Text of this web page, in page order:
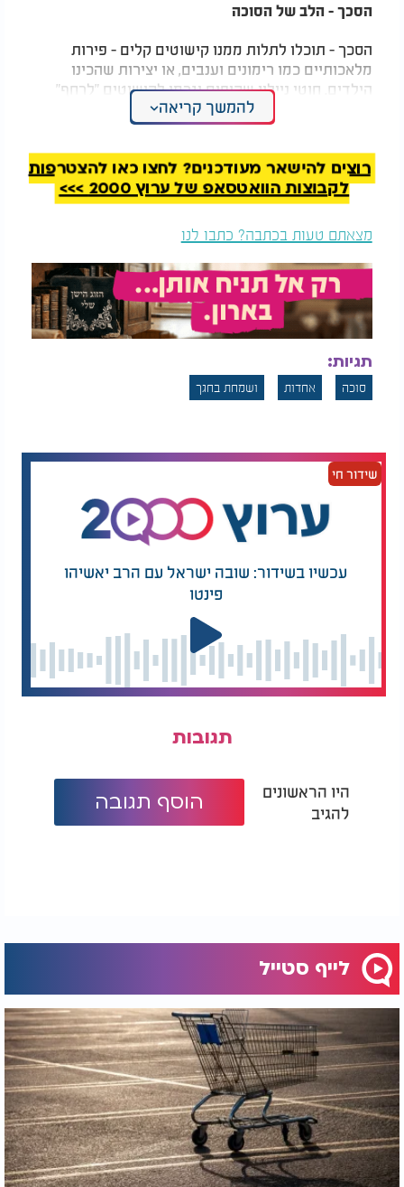
הסכך - הלב של הסוכה
הסכך - תוכלו לתלות ממנו קישוטים קלים - פירות
מלאכותיים כמו רימונים וענבים, או יצירות שהכינו
הילדים. חוטי ניילון שקופים יגרמו לקישוטים "לרחף"
באוויר וליצור מראה מרהיב, במיוחד כשאור הנרות
משתקף בהם בלילה.
פנים הסוכה - אווירה של בית יהודי
המלצות נוספות
היבש: הטריק הפשוט
שיכול להפתיע אתכם
בית מסודר בלי
להתאמץ
הקרירים. שטיח קטן יוסיף תחושת חמימות, במיוחד אם
יש ילדים.
וכמובן - פינה קטנה של קדושה: סידור, תנ״ך או ספר
תהיליםעל מדף או שולחן צד. כך כל מי שנכנס ירגיש
שהסוכה שלכם היא לא רק מקום ישיבה, אלא מקום עם
ערך רוחני.
האווירה היא הנשמה של הסוכה. ריח עדין של וניל,
קינמון או הדס מוסיף שלווה. שירים שמחים ברקע
יוצרים תחושת חג אמיתית - לא רעש של רחוב, אלא
שמחה של מצווה.
שמרענן את האוויר - העיקר שתהיה נוחות ושמחה
מגע אישי ומשפחתי
כמה טיפים קטנים עם לב גדול
שלבו אלמנטים מהטבע- אבן ירושלמית קטנה על המדף, ענף
דקל, או צרור עלי הדס. פרטים קטנים שמחברים את הסוכה
לאדמת הקודש שלנו.
צרו "קיר מצוות" קטן- מקום שבו הילדים תולים ציורים על
ארבעת המינים, פינת צדקה, או תהילים שילמדו בחג. זה מעניק
משמעות וחינוך ערכי יחד עם יופי.
זכרו את האור הפנימי- כל נר שתדליקו וכל חיוך שתעניקו בתוך
הסוכה הוא הקישוט החשוב ביותר. אין עיצוב שיחליף אהבה
בבית.
להמשך קריאה
רוצים להישאר מעודכנים? לחצו כאן להצטרפות
לקבוצות הוואטסאפ של ערוץ 2000 >>>
מצאתם טעות בכתבה? כתבו לנו
תגיות:
סוכה אחדות ושמחת בחגך
שידור חי
עכשיו בשידור: שובה ישראל עם הרב יאשיהו
פינטו
תגובות
היו הראשונים
להגיב
הוסף תגובה
לייף סטייל